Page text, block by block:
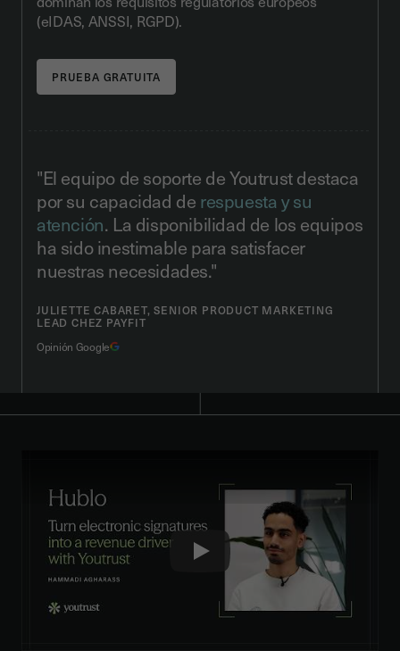
(eIDAS, ANSSI, RGPD).
"El equipo de soporte de Youtrust destaca
por su capacidad de respuesta y su
atención. La disponibilidad de los equipos
ha sido inestimable para satisfacer
nuestras necesidades."
JULIETTE CABARET, SENIOR PRODUCT MARKETING
LEAD CHEZ PAYFIT
Opinión Google
Play